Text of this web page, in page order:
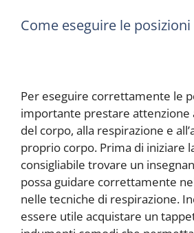
Come eseguire le posizioni
Per eseguire correttamente le
importante prestare attenzione
del corpo, alla respirazione e
proprio corpo. Prima di iniziare
consigliabile trovare un
possa guidare correttamente
nelle tecniche di respirazione.
essere utile acquistare un